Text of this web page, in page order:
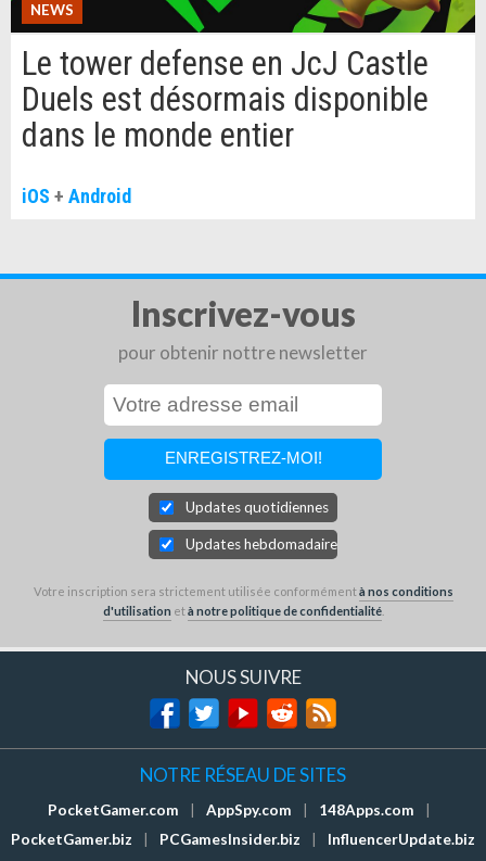
NEWS
Le tower defense en JcJ Castle
Duels est désormais disponible
dans le monde entier
iOS + Android
Inscrivez-vous
pour obtenir nottre newsletter
Updates quotidiennes
Updates hebdomadaires
Votre inscription sera strictement utilisée conformémentà nos conditions
d'utilisation età notre politique de confidentialité.
NOUS SUIVRE
NOTRE RÉSEAU DE SITES
PocketGamer.com AppSpy.com 148Apps.com
PocketGamer.biz
PCGamesInsider.biz
InfluencerUpdate.biz